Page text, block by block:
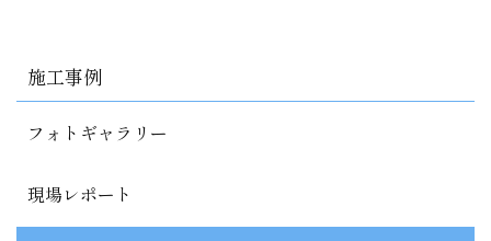
施工事例
フォトギャラリー
現場レポート